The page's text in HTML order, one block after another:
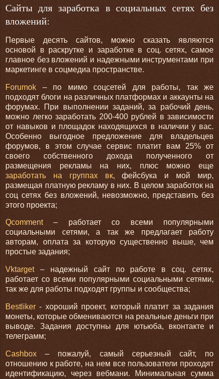
Сайты для заработка в социальных сетях без
вложений:
Первые десять сайтов, можно сказать являются
основой в раскрутке и заработке в соц. сетях, самое
главное без вложений и надежными инструментами при
маркетинге в соцмедиа пространстве.
Forumok – по мимо соцсетей для работы, так же
подходят блоги на различных платформах и аккаунты на
форумах. При выполнении заданий, за рабочий день,
можно легко заработать 200-400 рублей в зависимости
от навыков и площадок находящихся в наличии у вас.
Особенно выгодное предложение для владельцев
форумов, в этом случае сервис платит вам 25% от
своего собственного дохода полученного от
размещения рекламы на них, плюс можно еще
заработать на группах вк, фейсбука и мой мир,
размещая платную рекламу в них. В целом заработок на
соц сетях без вложений, невозможно, представить без
этого проекта;
Qcomment– работает со всеми популярными
социальными сетями, а так же предлагает работу
авторам, оплата за которую существенно выше, чем
простые задания;
Vktarget– надежный сайт по работе в соц. сетях,
работает со всеми популярными социальными сетями,
так же для работы подходят группы и сообщества;
Bestliker - хороший проект, который платит за задания
монеты, которые обмениваются на реальные деньги при
выводе. Задания доступны для ютьюба, вконтакте и
телеграмм;
Cashbox – пожалуй, самый серьезный сайт, по
отношению к работе, на нем все пользователи проходят
идентификацию, через вебмани. Минимальная сумма